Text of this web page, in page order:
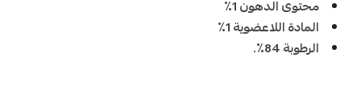
محتوى الدهون 1٪
المادة اللاعضوية 1٪
الرطوبة 84٪.